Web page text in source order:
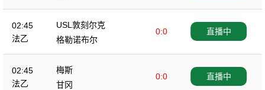
02:45
法乙
USL敦刻尔克
0:0
格勒诺布尔
直播中
02:45
法乙
梅斯
0:0
甘冈
直播中